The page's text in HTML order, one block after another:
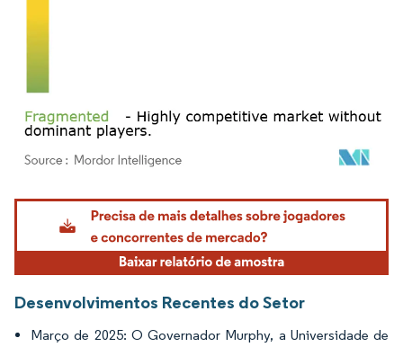
Imagem © Mordor Intelligence. O reuso requer atribuição conforme CC BY 4.0.
Desenvolvimentos Recentes do Setor
Março de 2025: O Governador Murphy, a Universidade de